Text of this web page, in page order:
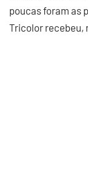
poucas foram as
Tricolor recebeu,